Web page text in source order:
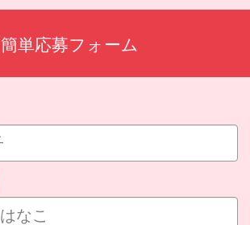
簡単応募フォーム